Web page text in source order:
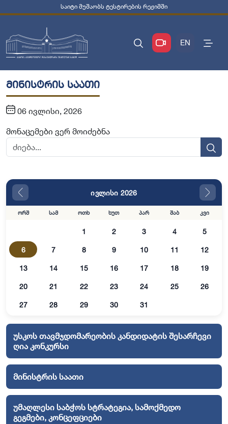
საიტი მუშაობს ტესტირების რეჟიმში
EN
მინისტრის საათი
06 ივლისი, 2026
მონაცემები ვერ მოიძებნა
ივლისი 2026
ორშ სამ ოთხ ხუთ პარ შაბ კვი
1 2 3 4 5
6 7 8 9 10 11 12
13 14 15 16 17 18 19
20 21 22 23 24 25 26
27 28 29 30 31
უსკოს თავმჯდომარეობის კანდიდატის შესარჩევი
ღია კონკურსი
მინისტრის საათი
უმაღლესი საბჭოს სტრატეგია, სამოქმედო
გეგმები, კონცეფციები